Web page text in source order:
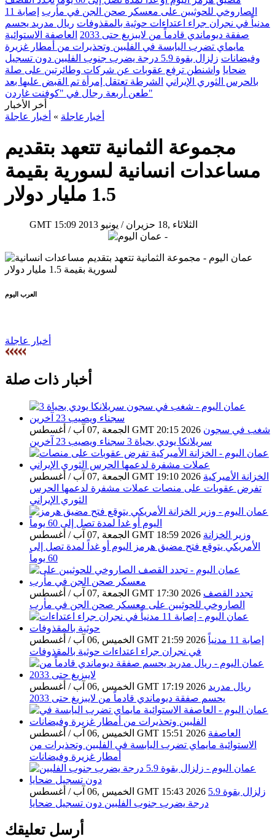
الصاروخي للحوثيين على معسكر صحن الجن في مأرب
إصابة 11
مدنياً في نجران جراء اعتداءات حوثية بالمقذوفات ريال مدريد يحسم
صفقة ديوماندي قادماً من لايبزيغ حتى 2033
العاصفة الاستوائية
مايماي تضرب اليابسة في الفلبين وتحذيرات من أمطار غزيرة
وفيضانات
زلزال بقوة 5.9 درجة يضرب جنوب الفلبين دون تسجيل
ضحايا واشنطن ترفع عقوبات عن شركات وطائرتين على صلة
بالحرس الثوري الإيراني الشرطة تعتقل إمرأة تم القبض عليها بعد
طعن أربعة رجال في "كوفنت غاردن"
أخر الأخبار
أخبارعاجلة » أخبار عاجلة
مجموعة الثمانية تتعهد بتقديم
مساعدات انسانية لسورية بقيمة
1.5 مليار دولار
GMT 15:09 2013 الثلاثاء ,18 حزيران / يونيو
العرب اليوم
أخبار عاجلة
أخبار ذات صلة
الجمعة ,07 آب / أغسطس GMT 20:15 2026 شغب في سجون
سريلانكا يودي بحياة 3 سجناء ويصيب 23 آخرين
الجمعة ,07 آب / أغسطس GMT 19:10 2026 الخزانة الأميركية
تفرض عقوبات على منصات عملات مشفرة لدعمها الحرس
الثوري الإيراني
الجمعة ,07 آب / أغسطس GMT 18:59 2026 وزير الخزانة
الأمريكي يتوقع فتح مضيق هرمز اليوم أو غداً لمدة تصل إلى
60 يوماً
الجمعة ,07 آب / أغسطس GMT 17:30 2026 تجدد القصف
الصاروخي للحوثيين على معسكر صحن الجن في مأرب
الخميس ,06 آب / أغسطس GMT 21:59 2026 إصابة 11 مدنياً
في نجران جراء اعتداءات حوثية بالمقذوفات
الخميس ,06 آب / أغسطس GMT 17:19 2026 ريال مدريد
يحسم صفقة ديوماندي قادماً من لايبزيغ حتى 2033
الخميس ,06 آب / أغسطس GMT 15:51 2026 العاصفة
الاستوائية مايماي تضرب اليابسة في الفلبين وتحذيرات من
أمطار غزيرة وفيضانات
الخميس ,06 آب / أغسطس GMT 15:43 2026 زلزال بقوة 5.9
درجة يضرب جنوب الفلبين دون تسجيل ضحايا
أرسل تعليقك